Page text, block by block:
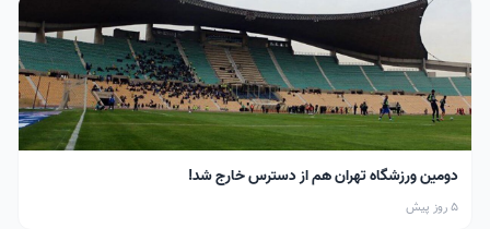
دومین ورزشگاه تهران هم از دسترس خارج شد!
5 روز پیش